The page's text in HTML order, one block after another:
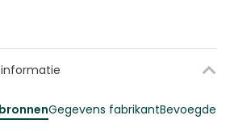
Gegevens fabrikantBevoegde